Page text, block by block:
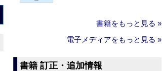
書籍をもっと見る »
電子メディアをもっと見る »
書籍 訂正・追加情報